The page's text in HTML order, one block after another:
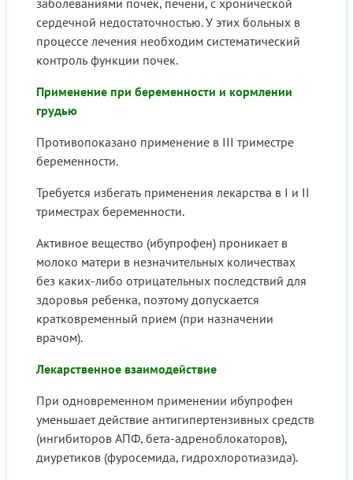
заболеваниями почек, печени, с хронической
сердечной недостаточностью. У этих больных в
процессе лечения необходим систематический
контроль функции почек.
Применение при беременности и кормлении
грудью
Противопоказано применение в III триместре
беременности.
Требуется избегать применения лекарства в I и II
триместрах беременности.
Активное вещество (ибупрофен) проникает в
молоко матери в незначительных количествах
без каких-либо отрицательных последствий для
здоровья ребенка, поэтому допускается
кратковременный прием (при назначении
врачом).
Лекарственное взаимодействие
При одновременном применении ибупрофен
уменьшает действие антигипертензивных средств
(ингибиторов АПФ, бета-адреноблокаторов),
диуретиков (фуросемида, гидрохлоротиазида).